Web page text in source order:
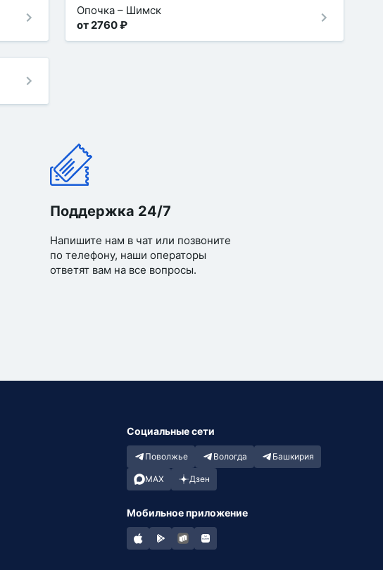
Опочка – Шимск
от 2760 ₽
Поддержка 24/7
Напишите нам в чат или позвоните
по телефону, наши операторы
ответят вам на все вопросы.
Социальные сети
Поволжье Вологда Башкирия
MAX Дзен
Мобильное приложение